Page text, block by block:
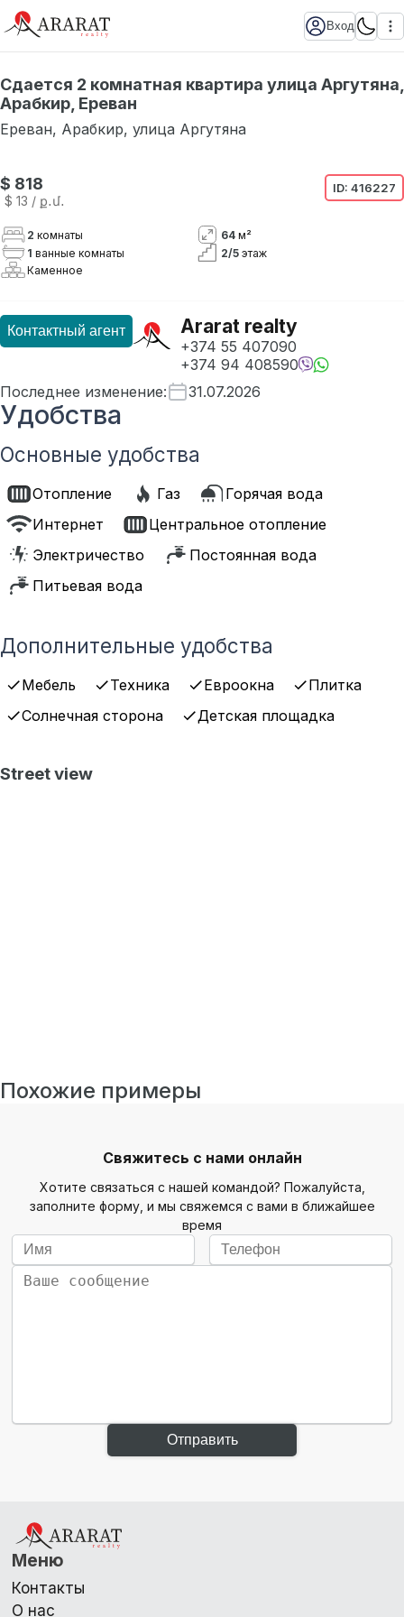
Вход
Сдается 2 комнатная квартира улица Аргутяна,
Арабкир, Ереван
Ереван, Арабкир, улица Аргутяна
$ 818
$ 13 / ք․մ․
ID: 416227
2 комнаты 64 м²
1 ванные комнаты 2/5 этаж
Каменное
Контактный агент Ararat realty
+374 55 407090
+374 94 408590
Последнее изменение: 31.07.2026
Удобства
Основные удобства
Отопление Газ
Горячая вода
Интернет
Центральное отопление
Электричество
Постоянная вода
Питьевая вода
Дополнительные удобства
Мебель Техника Евроокна
Плитка
Солнечная сторона
Детская площадка
Street view
Похожие примеры
Свяжитесь с нами онлайн
Хотите связаться с нашей командой? Пожалуйста,
заполните форму, и мы свяжемся с вами в ближайшее
время
Отправить
Меню
Контакты
О нас